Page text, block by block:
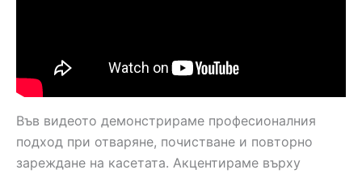
Във видеото демонстрираме професионалния
подход при отваряне, почистване и повторно
зареждане на касетата. Акцентираме върху